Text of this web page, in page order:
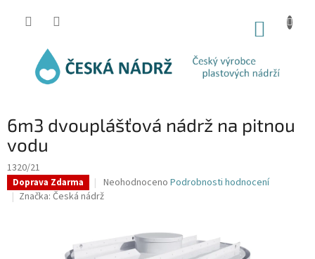
6m3 dvouplášťová nádrž na pitnou
vodu
1320/21
Doprava Zdarma
Průměrné
hodnocení
Neohodnoceno Podrobnosti hodnocení
Značka: Česká nádrž